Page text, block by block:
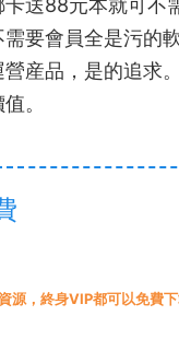
卡送88元本就可不
需要會員全是污的
營産品，是的追求
。
，終身VIP都可以免費下